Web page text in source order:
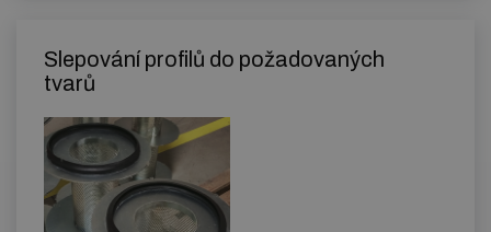
Slepování profilů do požadovaných
tvarů